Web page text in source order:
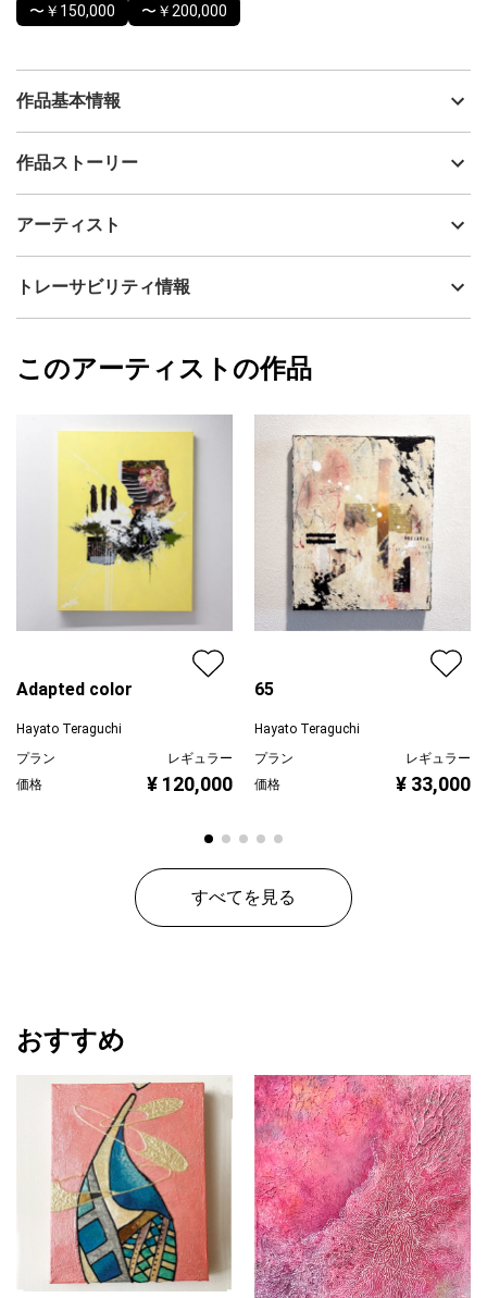
〜￥150,000
〜￥200,000
作品基本情報
出品者
制作年
ミクストメディア
カラー
赤
抽象画
配送目安
二週間以内
作品ストーリー
シリーズで、作品タイトルは制作された順番の番号になっていま
物質を細かく分けていくと、最後にはとても小さな粒に行き着
その振動がどんな振動かによって、何の物質として存在するのか
が決まります。
同じだと考え、自分の個性として振動を表現しました。
アーティスト
Hayato Teraguchi
フォローする
トレーサビリティ情報
Hayato Teraguchi
このアーティストの作品
Adapted color
Hayato Teraguchi
プラン
レギュラー
価格
¥ 120,000
65
Hayato Teraguchi
プラン
レギュラー
価格
¥ 33,000
すべてを見る
おすすめ